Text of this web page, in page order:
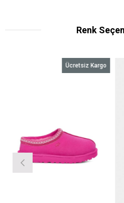
Renk
Ücretsiz Kargo